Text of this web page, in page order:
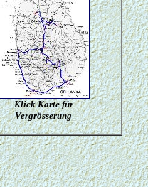
Klick Karte für
Vergrösserung